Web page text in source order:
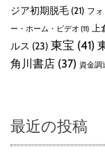
ジア初期脱毛 (21) フ
ー・ホーム・ビデオ (11)
ルス (23) 東宝 (41)
角川書店 (37) 資金調
最近の投稿